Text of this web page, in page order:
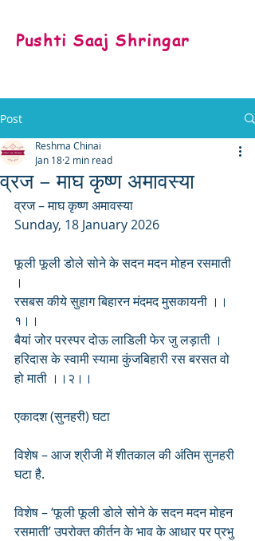
Pushti Saaj Shringar
Post
व्रज – माघ कृष्ण अमावस्या
Reshma Chinai
Jan 18 2 min read
व्रज – माघ कृष्ण अमावस्या
Sunday, 18 January 2026
फूली फूली डोले सोने के सदन मदन मोहन रसमाती
।
रसबस कीये सुहाग बिहारन मंदमद मुसकायनी ।।
१।।
बैयां जोर परस्पर दोऊ लाडिली फेर जु लड़ाती ।
हरिदास के स्वामी स्यामा कुंजबिहारी रस बरसत वो
हो माती ।।२।।
एकादश (सुनहरी) घटा
विशेष – आज श्रीजी में शीतकाल की अंतिम सुनहरी
घटा है.
विशेष – ‘फूली फूली डोले सोने के सदन मदन मोहन
रसमाती’ उपरोक्त कीर्तन के भाव के आधार पर प्रभु